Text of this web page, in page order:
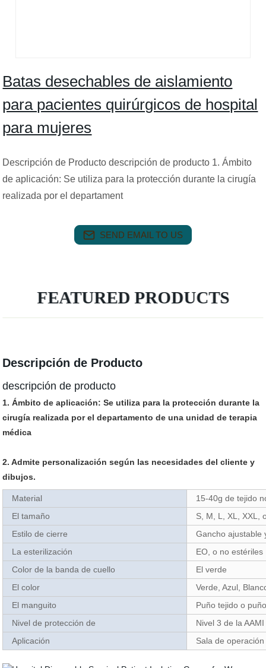
Batas desechables de aislamiento
para pacientes quirúrgicos de hospital
para mujeres
Descripción de Producto descripción de producto 1. Ámbito
de aplicación: Se utiliza para la protección durante la cirugía
realizada por el departament
SEND EMAIL TO US
FEATURED PRODUCTS
Descripción de Producto
descripción de producto
1. Ámbito de aplicación: Se utiliza para la protección durante la
cirugía realizada por el departamento de una unidad de terapia
médica
2. Admite personalización según las necesidades del cliente y
dibujos.
Material
15-40g de tejido
El tamaño
S, M, L, XL, XXL,
Estilo de cierre
Gancho ajustable
La esterilización
EO, o no estériles
Color de la banda de cuello
El verde
El color
Verde, Azul,
El manguito
Puño tejido o
Nivel de protección de
Nivel 3 de la AAMI
Aplicación
Sala de operación